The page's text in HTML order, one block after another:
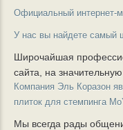
Официальный интернет-
У нас вы найдете самый
Широчайшая
сайта, на
Компания Эль Коразон
плиток для стемпинга
Мы всегда рады